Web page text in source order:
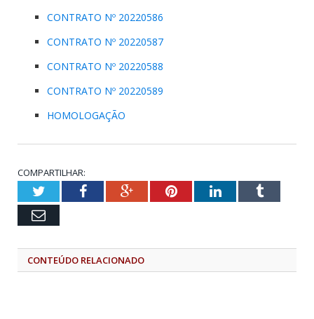
CONTRATO Nº 20220586
CONTRATO Nº 20220587
CONTRATO Nº 20220588
CONTRATO Nº 20220589
HOMOLOGAÇÃO
COMPARTILHAR:
TwitterFacebookGoogle+PinterestLinkedInTumblr
Email
CONTEÚDO RELACIONADO